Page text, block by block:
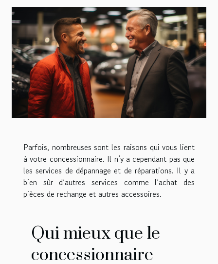
Parfois, nombreuses sont les raisons qui vous lient
à votre concessionnaire. Il n’y a cependant pas que
les services de dépannage et de réparations. Il y a
bien sûr d’autres services comme l’achat des
pièces de rechange et autres accessoires.
Qui mieux que le
concessionnaire